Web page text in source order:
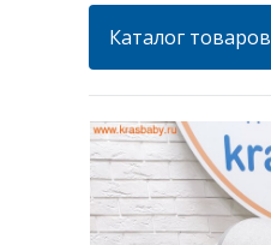
Каталог товаров